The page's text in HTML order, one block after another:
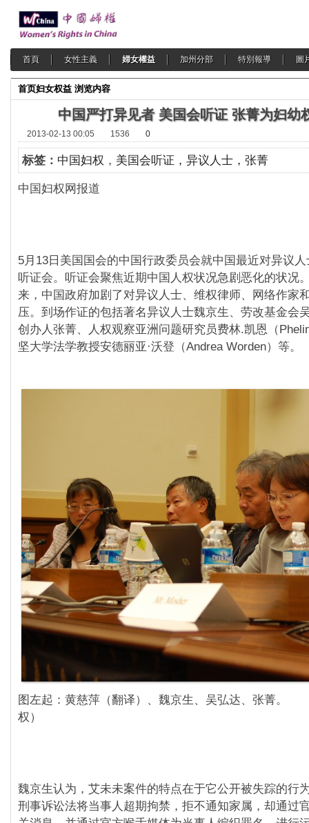
首頁 女性主義 婦女權益 加州分部 特別報導 圖
首页妇女权益 浏览内容
中国严打异见者 美国会听证 张菁为妇幼
2013-02-13 00:05 1536 0
标签： 中国妇权 ， 美国会听证，异议人士，张菁
中国妇权网报道
5月13日美国国会的中国行政委员会就中国最近对异议
听证会。听证会聚焦近期中国人权状况急剧恶化的状况
来，中国政府加剧了对异议人士、维权律师、网络作家
压。到场作证的包括著名异议人士魏京生、劳改基金会
创办人张菁、人权观察亚洲问题研究员费林.凯恩（
坚大学法学教授安德丽亚·沃登（Andrea Worden）等。
图左起：黄慈萍（翻译）、魏京生、吴弘达、张菁。
权）
魏京生认为，艾未未案件的特点在于它公开被失踪的行
刑事诉讼法将当事人超期拘禁，拒不通知家属，却通过